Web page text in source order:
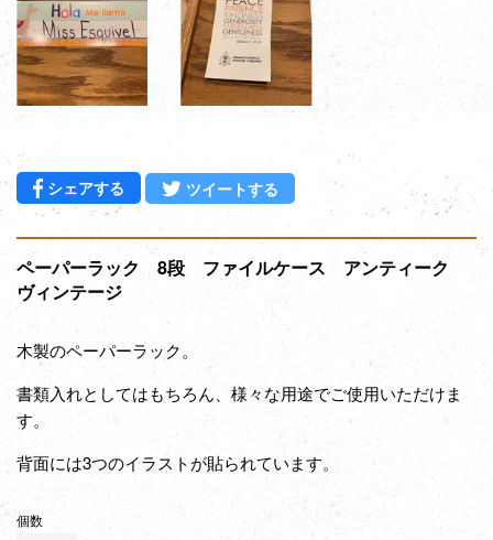
シェアする Facebookでシェアする
ツイートする Twitterに投稿する
ペーパーラック 8段 ファイルケース アンティーク
ヴィンテージ
木製のペーパーラック。
書類入れとしてはもちろん、様々な用途でご使用いただけま
す。
背面には3つのイラストが貼られています。
個数